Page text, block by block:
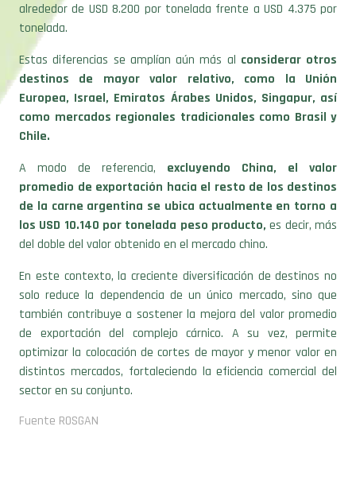
alrededor de USD 8.200 por tonelada frente a USD 4.375 por
tonelada.
Estas diferencias se amplían aún más al considerar otros
destinos de mayor valor relativo, como la Unión
Europea, Israel, Emiratos Árabes Unidos, Singapur, así
como mercados regionales tradicionales como Brasil y
Chile.
A modo de referencia, excluyendo China, el valor
promedio de exportación hacia el resto de los destinos
de la carne argentina se ubica actualmente en torno a
los USD 10.140 por tonelada peso producto, es decir, más
del doble del valor obtenido en el mercado chino.
En este contexto, la creciente diversificación de destinos no
solo reduce la dependencia de un único mercado, sino que
también contribuye a sostener la mejora del valor promedio
de exportación del complejo cárnico. A su vez, permite
optimizar la colocación de cortes de mayor y menor valor en
distintos mercados, fortaleciendo la eficiencia comercial del
sector en su conjunto.
Fuente ROSGAN